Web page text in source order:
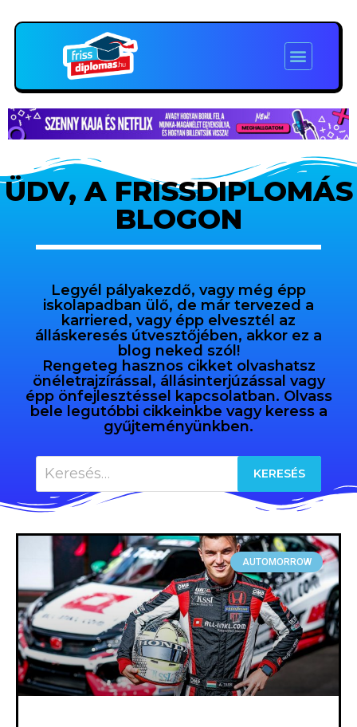
ÜDV, A FRISSDIPLOMÁS
BLOGON
Legyél pályakezdő, vagy még épp
iskolapadban ülő, de már tervezed a
karriered, vagy épp elvesztél az
álláskeresés útvesztőjében, akkor ez a
blog neked szól!
Rengeteg hasznos cikket olvashatsz
önéletrajzírással, állásinterjúzással vagy
épp önfejlesztéssel kapcsolatban. Olvass
bele legutóbbi cikkeinkbe vagy keress a
gyűjteményünkben.
AUTOMORROW